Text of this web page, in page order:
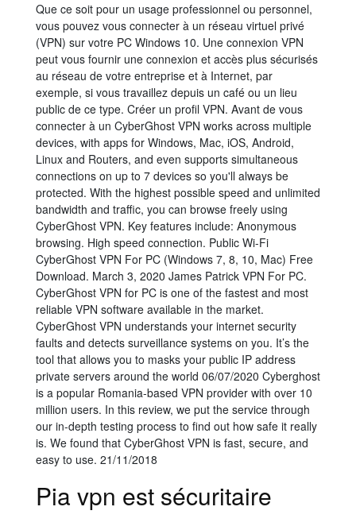
Que ce soit pour un usage professionnel ou personnel,
vous pouvez vous connecter à un réseau virtuel privé
(VPN) sur votre PC Windows 10. Une connexion VPN
peut vous fournir une connexion et accès plus sécurisés
au réseau de votre entreprise et à Internet, par
exemple, si vous travaillez depuis un café ou un lieu
public de ce type. Créer un profil VPN. Avant de vous
connecter à un CyberGhost VPN works across multiple
devices, with apps for Windows, Mac, iOS, Android,
Linux and Routers, and even supports simultaneous
connections on up to 7 devices so you'll always be
protected. With the highest possible speed and unlimited
bandwidth and traffic, you can browse freely using
CyberGhost VPN. Key features include: Anonymous
browsing. High speed connection. Public Wi-Fi
CyberGhost VPN For PC (Windows 7, 8, 10, Mac) Free
Download. March 3, 2020 James Patrick VPN For PC.
CyberGhost VPN for PC is one of the fastest and most
reliable VPN software available in the market.
CyberGhost VPN understands your internet security
faults and detects surveillance systems on you. It’s the
tool that allows you to masks your public IP address
private servers around the world 06/07/2020 Cyberghost
is a popular Romania-based VPN provider with over 10
million users. In this review, we put the service through
our in-depth testing process to find out how safe it really
is. We found that CyberGhost VPN is fast, secure, and
easy to use. 21/11/2018
Pia vpn est sécuritaire